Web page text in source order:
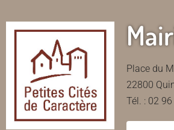
Place du
22800
Tél. : 02